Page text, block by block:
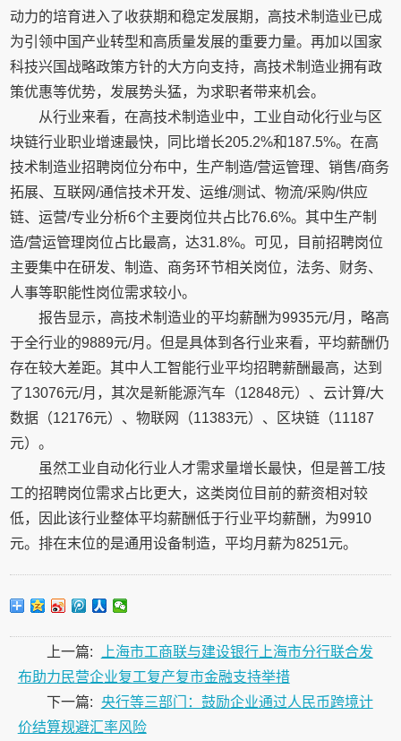
动力的培育进入了收获期和稳定发展期，高技术制造业已成
为引领中国产业转型和高质量发展的重要力量。再加以国家
科技兴国战略政策方针的大方向支持，高技术制造业拥有政
策优惠等优势，发展势头猛，为求职者带来机会。
从行业来看，在高技术制造业中，工业自动化行业与区
块链行业职业增速最快，同比增长205.2%和187.5%。在高
技术制造业招聘岗位分布中，生产制造/营运管理、销售/商务
拓展、互联网/通信技术开发、运维/测试、物流/采购/供应
链、运营/专业分析6个主要岗位共占比76.6%。其中生产制
造/营运管理岗位占比最高，达31.8%。可见，目前招聘岗位
主要集中在研发、制造、商务环节相关岗位，法务、财务、
人事等职能性岗位需求较小。
报告显示，高技术制造业的平均薪酬为9935元/月，略高
于全行业的9889元/月。但是具体到各行业来看，平均薪酬仍
存在较大差距。其中人工智能行业平均招聘薪酬最高，达到
了13076元/月，其次是新能源汽车（12848元）、云计算/大
数据（12176元）、物联网（11383元）、区块链（11187
元）。
虽然工业自动化行业人才需求量增长最快，但是普工/技
工的招聘岗位需求占比更大，这类岗位目前的薪资相对较
低，因此该行业整体平均薪酬低于行业平均薪酬，为9910
元。排在末位的是通用设备制造，平均月薪为8251元。
上一篇:
上海市工商联与建设银行上海市分行联合发
布助力民营企业复工复产复市金融支持举措
下一篇: 央行等三部门：鼓励企业通过人民币跨境计
价结算规避汇率风险